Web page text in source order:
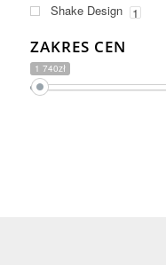
Shake Design 1
ZAKRES CEN
1 740zł